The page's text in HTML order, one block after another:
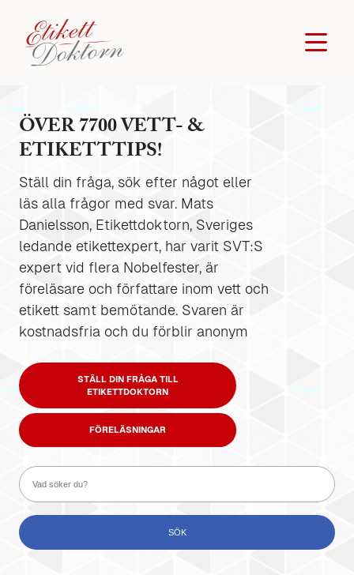
ÖVER 7700 VETT- &
ETIKETTTIPS!
Ställ din fråga, sök efter något eller
läs alla frågor med svar. Mats
Danielsson, Etikettdoktorn, Sveriges
ledande etikettexpert, har varit SVT:S
expert vid flera Nobelfester, är
föreläsare och författare inom vett och
etikett samt bemötande. Svaren är
kostnadsfria och du förblir anonym
STÄLL DIN FRÅGA TILL
ETIKETTDOKTORN
FÖRELÄSNINGAR